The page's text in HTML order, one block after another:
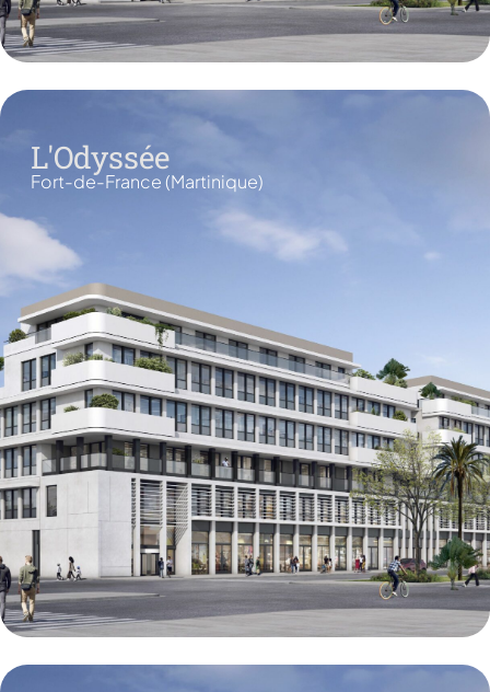
L'Odyssée
Fort-de-France (Martinique)